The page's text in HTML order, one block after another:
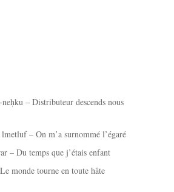
– Distributeur descends nous
– On m’a surnommé l’égaré
– Du temps que j’étais enfant
monde tourne en toute hâte